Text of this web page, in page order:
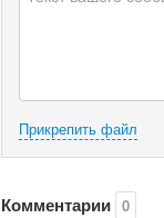
Прикрепить файл
Комментарии 0